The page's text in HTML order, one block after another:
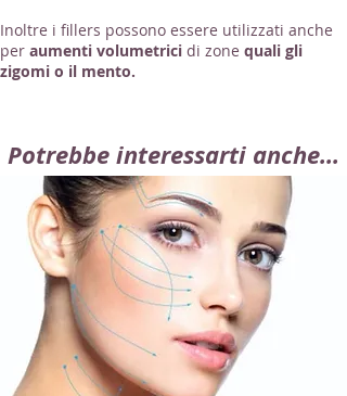
Potrebbe interessarti anche...
Inoltre i fillers possono essere utilizzati anche
per aumenti volumetrici di zone quali gli
zigomi o il mento.